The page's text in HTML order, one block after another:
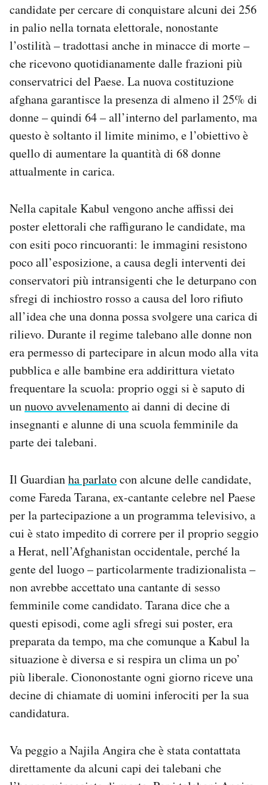
Area Personale
Newsletter
Notifiche mobile
Regala il Post
Hai bisogno di aiuto?
candidate per cercare di conquistare alcuni dei 256
in palio nella tornata elettorale, nonostante
l’ostilità – tradottasi anche in minacce di morte –
che ricevono quotidianamente dalle frazioni più
conservatrici del Paese. La nuova costituzione
afghana garantisce la presenza di almeno il 25% di
donne – quindi 64 – all’interno del parlamento, ma
questo è soltanto il limite minimo, e l’obiettivo è
quello di aumentare la quantità di 68 donne
attualmente in carica.
Nella capitale Kabul vengono anche affissi dei
poster elettorali che raffigurano le candidate, ma
con esiti poco rincuoranti: le immagini resistono
poco all’esposizione, a causa degli interventi dei
conservatori più intransigenti che le deturpano con
sfregi di inchiostro rosso a causa del loro rifiuto
all’idea che una donna possa svolgere una carica di
rilievo. Durante il regime talebano alle donne non
era permesso di partecipare in alcun modo alla vita
pubblica e alle bambine era addirittura vietato
frequentare la scuola: proprio oggi si è saputo di
unnuovo avvelenamentoai danni di decine di
insegnanti e alunne di una scuola femminile da
parte dei talebani.
Il Guardianha parlatocon alcune delle candidate,
come Fareda Tarana, ex-cantante celebre nel Paese
per la partecipazione a un programma televisivo, a
cui è stato impedito di correre per il proprio seggio
a Herat, nell’Afghanistan occidentale, perché la
gente del luogo – particolarmente tradizionalista –
non avrebbe accettato una cantante di sesso
femminile come candidato. Tarana dice che a
questi episodi, come agli sfregi sui poster, era
preparata da tempo, ma che comunque a Kabul la
situazione è diversa e si respira un clima un po’
più liberale. Ciononostante ogni giorno riceve una
decine di chiamate di uomini inferociti per la sua
candidatura.
Va peggio a Najila Angira che è stata contattata
direttamente da alcuni capi dei talebani che